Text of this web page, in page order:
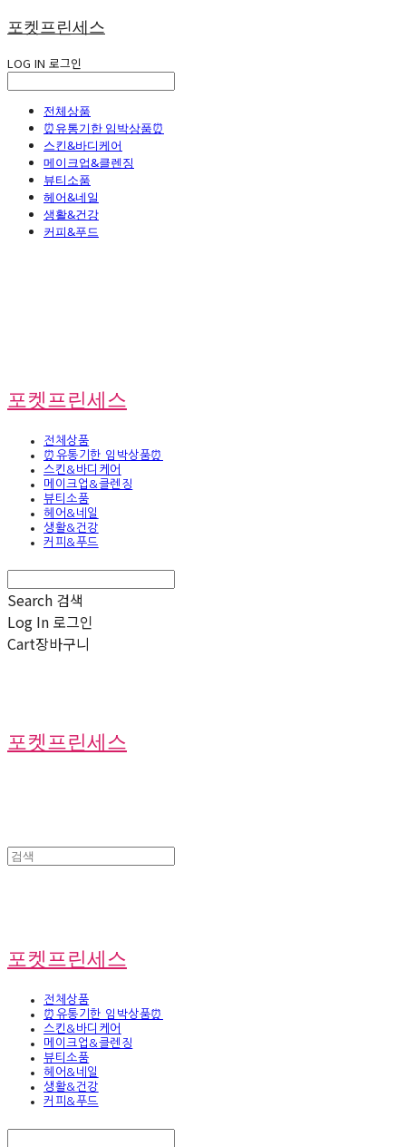
포켓프린세스
LOG IN 로그인
전체상품
⏰유통기한 임박상품⏰
스킨&바디케어
메이크업&클렌징
뷰티소품
헤어&네일
생활&건강
커피&푸드
포켓프린세스
전체상품
⏰유통기한 임박상품⏰
스킨&바디케어
메이크업&클렌징
뷰티소품
헤어&네일
생활&건강
커피&푸드
Search 검색
Log In 로그인
Cart장바구니
포켓프린세스
포켓프린세스
전체상품
⏰유통기한 임박상품⏰
스킨&바디케어
메이크업&클렌징
뷰티소품
헤어&네일
생활&건강
커피&푸드